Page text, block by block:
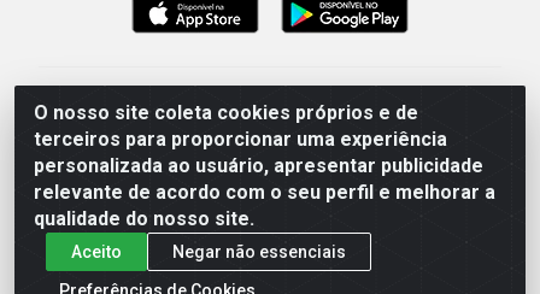
O nosso site coleta cookies próprios e de
terceiros para proporcionar uma experiência
personalizada ao usuário, apresentar publicidade
relevante de acordo com o seu perfil e melhorar a
qualidade do nosso site.
Aceito
Negar não essenciais
Preferências de Cookies
Bravi Consumíveis de Higiene e Descartáveis EIRELI -
CNPJ 19.457.137/0001-06
Av. Sul Gov. Cid Sampaio, 3125 - Galpão 000A -
Imbiribeira - Recife/PE - CEP 51.150-010